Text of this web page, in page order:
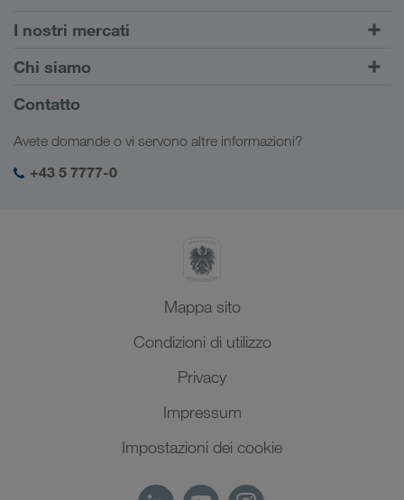
Trasporti su strada
Portale Clienti CONNECT
Soluzioni digitali
Settori d'impiego
I nostri mercati
Europa
Caucaso
Asia Centrale
Medio Oriente
Chi siamo
Informazioni sulla società
SHEQ-Management
Contatto
Avete domande o vi servono altre informazioni?
+43 5 7777-0
Mappa sito
Condizioni di utilizzo
Privacy
Impressum
Impostazioni dei cookie